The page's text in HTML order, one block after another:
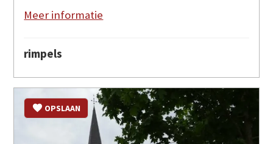
Meer informatie
rimpels
OPSLAAN